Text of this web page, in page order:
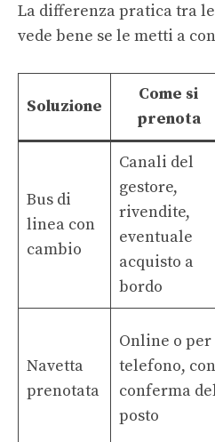
La differenza pratica tra
vede bene se le metti a
Soluzione
Come si
prenota
Bus di
linea con
cambio
Canali del
gestore,
rivendite,
eventuale
acquisto a
bordo
Navetta
prenotata
Online o per
telefono, con
conferma
posto